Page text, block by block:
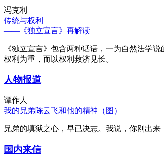
冯克利
传统与权利
——《独立宣言》再解读
《独立宣言》包含两种话语，一为自然法学
权利为重，而以权利救济见长。
人物报道
谭作人
我的兄弟陈云飞和他的精神（图）
兄弟的填狱之心，早已决志。我说，你刚出
国内来信